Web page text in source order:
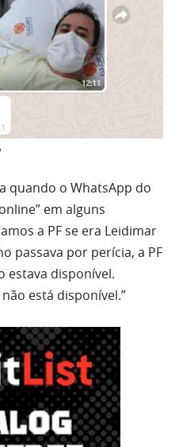
quando o WhatsApp do
em alguns
a PF se era Leidimar
passava por perícia, a PF
estava disponível.
está disponível.”